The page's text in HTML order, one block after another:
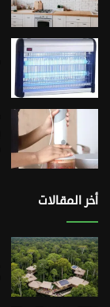
أخر المقالات